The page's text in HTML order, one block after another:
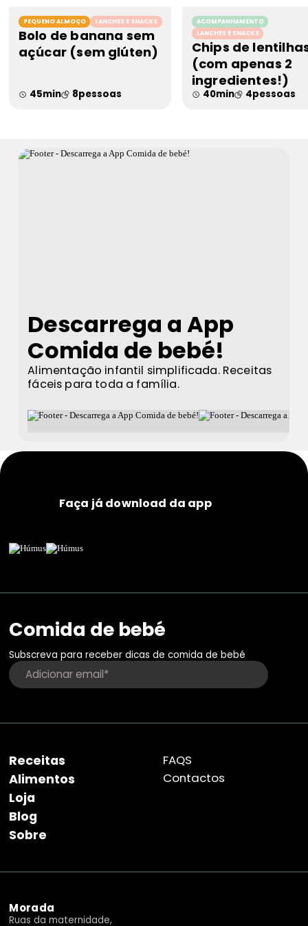
PEQUENO ALMOÇO LANCHES E SNACKS
Bolo de banana sem
açúcar (sem glúten)
45min 8pessoas
ACOMPANHAMENTO
LANCHES E SNACKS
Chips de
(com apenas 2
ingredientes!)
40min 4pessoas
Descarrega a App
Comida de bebé!
Alimentação infantil simplificada. Receitas
fáceis para toda a família.
Comida de bebé
Subscreva para receber dicas de comida de bebé
Receitas
Alimentos
Loja
Blog
Sobre
FAQS
Contactos
Faça já download da app
Morada
Ruas da maternidade,